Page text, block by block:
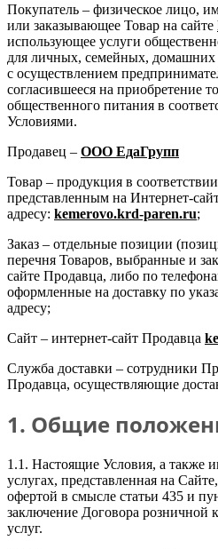
Покупатель – физическое лицо,
или заказывающее Товар на сайте
использующее услуги
для личных, семейных,
с осуществлением
согласившееся на приобретение
общественного питания в
Условиями.
Продавец – ООО ЕдаГрупп
Товар – продукция в
представленным на Интернет-
адресу: kemerovo.krd-paren.ru;
Заказ – отдельные позиции
перечня Товаров, выбранные и
сайте Продавца, либо по
оформленные на доставку по
адресу;
Сайт – интернет-сайт Продавца
Служба доставки – сотрудники
Продавца, осуществляющие
1. Общие
1.1. Настоящие Условия, а также
услугах, представленная на
офертой в смысле статьи 435 и
заключение Договора розничной
услуг.